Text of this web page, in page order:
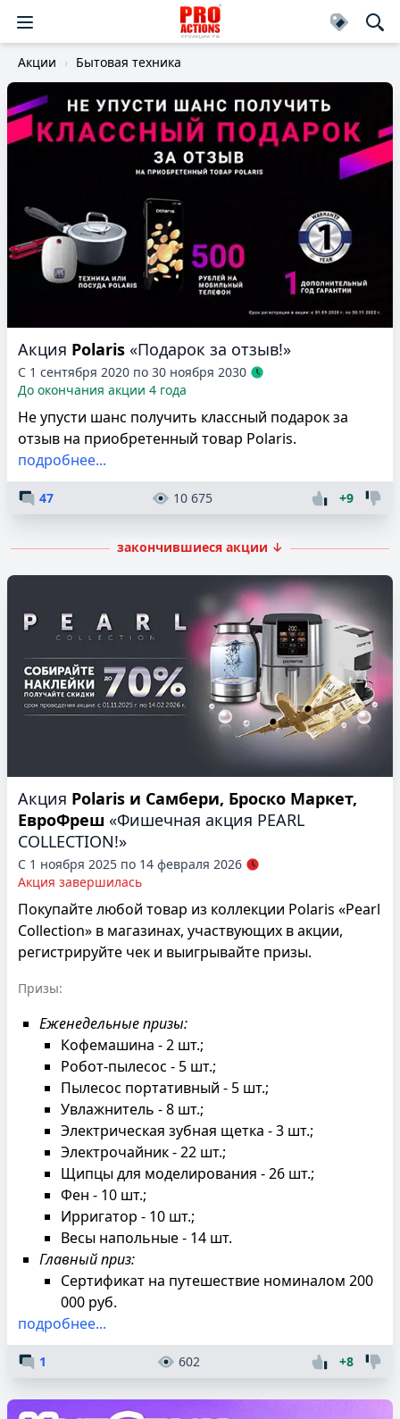
Акции Бытовая техника
Акция Polaris «Подарок за отзыв!»
С 1 сентября 2020 по 30 ноября 2030
До окончания акции 4 года
Не упусти шанс получить классный подарок за
отзыв на приобретенный товар Polaris.
подробнее...
47 10 675 +9
закончившиеся акции ↓
Акция Polaris и Самбери, Броско Маркет,
ЕвроФреш «Фишечная акция PEARL
COLLECTION!»
С 1 ноября 2025 по 14 февраля 2026
Акция завершилась
Покупайте любой товар из коллекции Polaris «Pearl
Collection» в магазинах, участвующих в акции,
регистрируйте чек и выигрывайте призы.
Призы:
Еженедельные призы:
Кофемашина - 2 шт.;
Робот-пылесос - 5 шт.;
Пылесос портативный - 5 шт.;
Увлажнитель - 8 шт.;
Электрическая зубная щетка - 3 шт.;
Электрочайник - 22 шт.;
Щипцы для моделирования - 26 шт.;
Фен - 10 шт.;
Ирригатор - 10 шт.;
Весы напольные - 14 шт.
Главный приз:
Сертификат на путешествие номиналом 200
000 руб.
подробнее...
1 602 +8